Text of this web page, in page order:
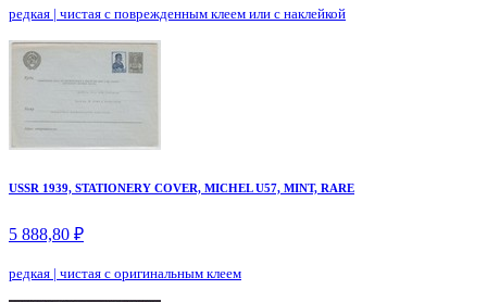
редкая | чистая с поврежденным клеем или с наклейкой
USSR 1939, STATIONERY COVER, MICHEL U57, MINT, RARE
5 888,80 ₽
редкая | чистая с оригинальным клеем